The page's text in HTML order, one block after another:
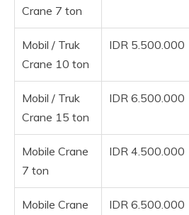
Crane 7 ton
Mobil / Truk
Crane 10 ton
IDR 5.500.000
Mobil / Truk
Crane 15 ton
IDR 6.500.000
Mobile Crane
7 ton
IDR 4.500.000
Mobile Crane
IDR 6.500.000